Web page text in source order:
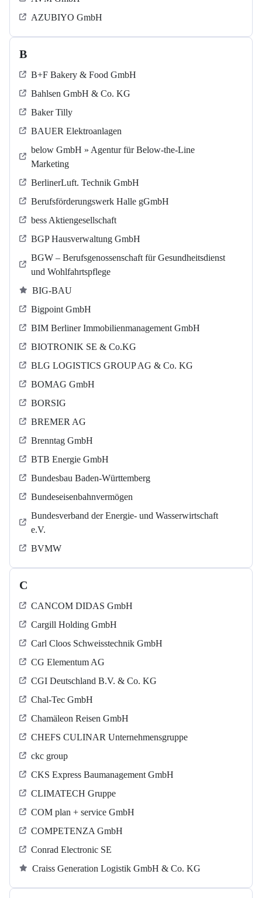
AZUBIYO GmbH
B
B+F Bakery & Food GmbH
Bahlsen GmbH & Co. KG
Baker Tilly
BAUER Elektroanlagen
below GmbH » Agentur für Below-the-Line
Marketing
BerlinerLuft. Technik GmbH
Berufsförderungswerk Halle gGmbH
bess Aktiengesellschaft
BGP Hausverwaltung GmbH
BGW – Berufsgenossenschaft für Gesundheitsdienst
und Wohlfahrtspflege
BIG-BAU
Bigpoint GmbH
BIM Berliner Immobilienmanagement GmbH
BIOTRONIK SE & Co.KG
BLG LOGISTICS GROUP AG & Co. KG
BOMAG GmbH
BORSIG
BREMER AG
Brenntag GmbH
BTB Energie GmbH
Bundesbau Baden-Württemberg
Bundeseisenbahnvermögen
Bundesverband der Energie- und Wasserwirtschaft
e.V.
BVMW
C
CANCOM DIDAS GmbH
Cargill Holding GmbH
Carl Cloos Schweisstechnik GmbH
CG Elementum AG
CGI Deutschland B.V. & Co. KG
Chal-Tec GmbH
Chamäleon Reisen GmbH
CHEFS CULINAR Unternehmensgruppe
ckc group
CKS Express Baumanagement GmbH
CLIMATECH Gruppe
COM plan + service GmbH
COMPETENZA GmbH
Conrad Electronic SE
Craiss Generation Logistik GmbH & Co. KG